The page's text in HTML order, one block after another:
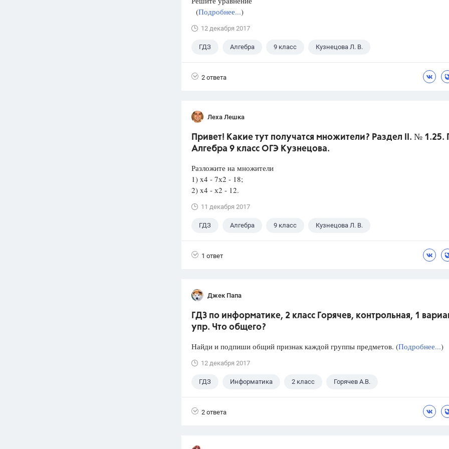
(Подробнее...)
12 декабря 2017
ГДЗ Алгебра 9 класс Кузнецова Л. В.
2 ответа
Леха Лешка
Привет! Какие тут получатся множители? Раздел II. № 1.25.
Алгебра 9 класс ОГЭ Кузнецова.
Разложите на множители
1) x4 - 7х2 - 18;
2) x4 - х2 - 12.
11 декабря 2017
ГДЗ Алгебра 9 класс Кузнецова Л. В.
1 ответ
Джек Папа
ГДЗ по информатике, 2 класс Горячев, контрольная, 1
упр. Что общего?
Найди и подпиши общий признак каждой группы предметов. (Подробнее...)
12 декабря 2017
ГДЗ Информатика 2 класс Горячев А.В.
2 ответа